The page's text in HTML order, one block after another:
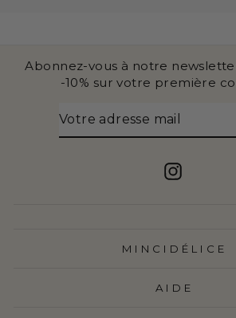
Abonnez-vous à notre
-10% sur votre première
ADRESSE
MINCIDÉLICE
AIDE